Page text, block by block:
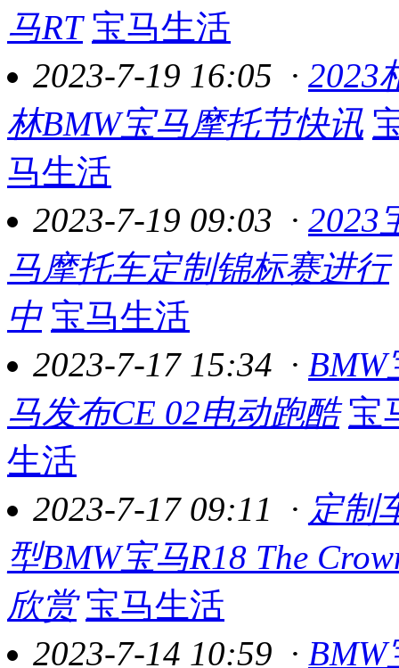
马RT 宝马生活
2023-7-19 16:05 · 2023
林BMW宝马摩托节快讯
马生活
2023-7-19 09:03 · 2023
马摩托车定制锦标赛进行
中 宝马生活
2023-7-17 15:34 · BMW
马发布CE 02电动跑酷 宝
生活
2023-7-17 09:11
· 定制
型BMW宝马R18 The
欣赏 宝马生活
2023-7-14 10:59 · BMW